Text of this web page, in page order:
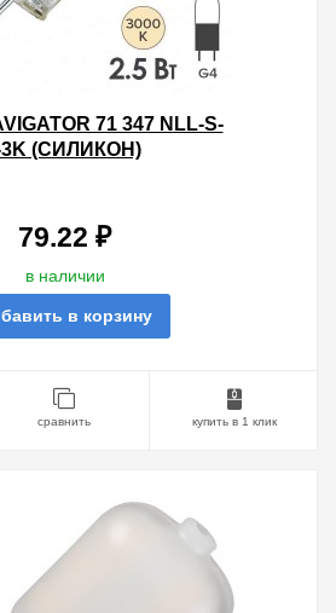
71 347 NLL-S-
3K (СИЛИКОН)
79.22 ₽
в наличии
в корзину
сравнить купить в 1 клик